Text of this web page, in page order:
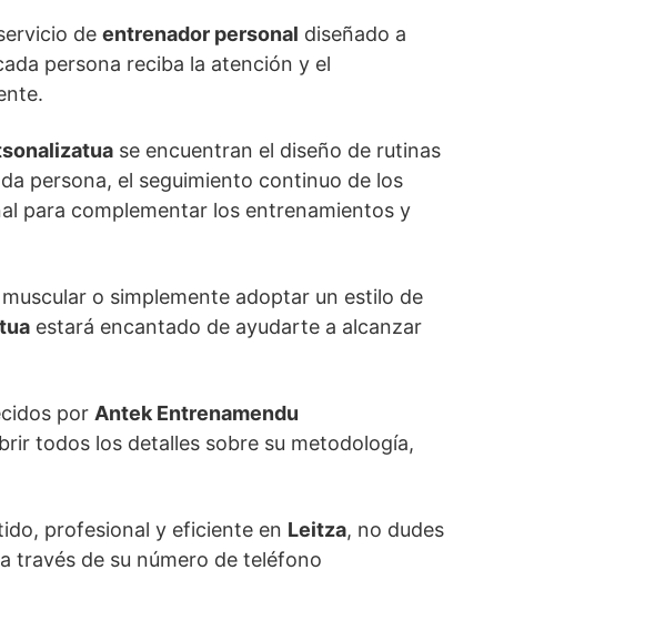
de entrenador personal diseñado a
persona reciba la atención y el
se encuentran el diseño de rutinas
persona, el seguimiento continuo de los
para complementar los entrenamientos y
o simplemente adoptar un estilo de
estará encantado de ayudarte a alcanzar
por Antek Entrenamendu
todos los detalles sobre su metodología,
profesional y eficiente en Leitza, no dudes
a través de su número de teléfono